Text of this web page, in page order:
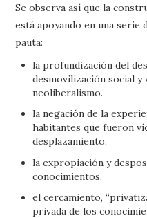
Se observa así que la
está apoyando en una serie
pauta:
la profundización del
desmovilización social
neoliberalismo.
la negación de la
habitantes que fueron
desplazamiento.
la expropiación y
conocimientos.
el cercamiento,
privada de los